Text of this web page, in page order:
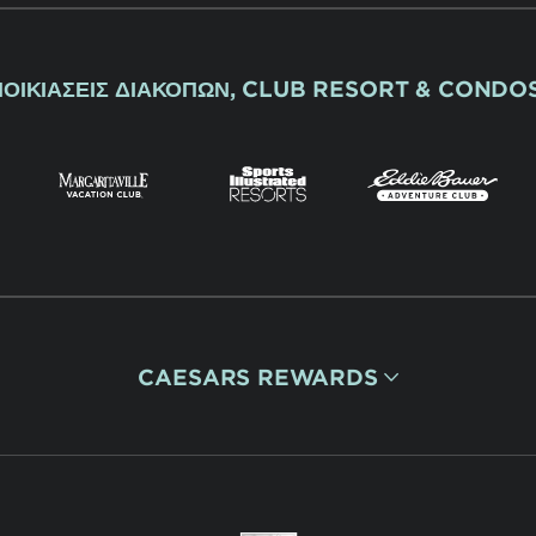
ΔΙΑΚΟΠΏΝ, CLUB RESORT &
CAESARS REWARDS